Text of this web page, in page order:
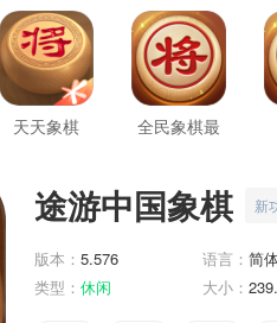
天天象棋
全民象棋最
途游中国象棋 新
版本： 5.576 语言： 简
类型： 休闲 大小：